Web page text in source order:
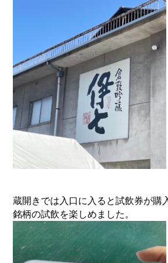
蔵開きでは入口に入ると試飲券が購
銘柄の試飲を楽しめました。